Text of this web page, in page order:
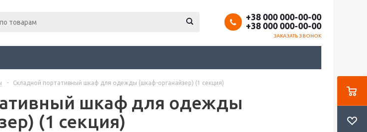
+38 000 000-00-00
+38 000 000-00-00
ЗАКАЗАТЬ ЗВОНОК
- Складной портативный шкаф для одежды (шкаф-органайзер) (1 секция)
шкаф для одежды
(1 секция)